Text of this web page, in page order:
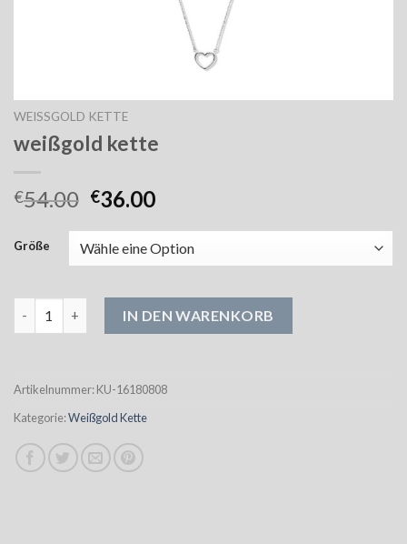
WEISSGOLD KETTE
weißgold kette
€54.00 €36.00
Größe
IN DEN WARENKORB
Artikelnummer:KU-16180808
Kategorie:Weißgold Kette